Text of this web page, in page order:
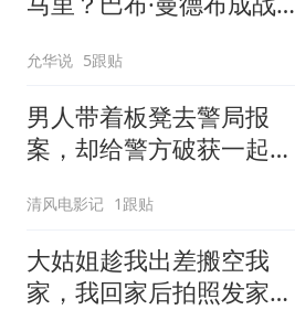
允华说 5跟贴
男人带着板凳去警局报
案，却给警方破获一起强
清风电影记 1跟贴
大姑姐趁我出差搬空我
家，我回家后拍照发家族